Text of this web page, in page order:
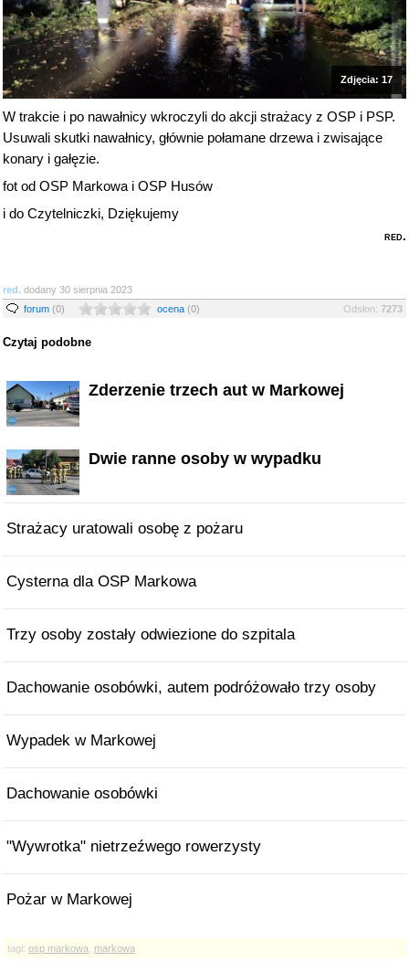
Zdjęcia: 17
W trakcie i po nawałnicy wkroczyli do akcji strażacy z OSP i PSP.
Usuwali skutki nawałnicy, głównie połamane drzewa i zwisające
konary i gałęzie.
fot od OSP Markowa i OSP Husów
i do Czytelniczki, Dziękujemy
red.
red. dodany 30 sierpnia 2023
forum (0) ocena (0) Odsłon: 7273
Czytaj podobne
Zderzenie trzech aut w Markowej
Dwie ranne osoby w wypadku
Strażacy uratowali osobę z pożaru
Cysterna dla OSP Markowa
Trzy osoby zostały odwiezione do szpitala
Dachowanie osobówki, autem podróżowało trzy osoby
Wypadek w Markowej
Dachowanie osobówki
"Wywrotka" nietrzeźwego rowerzysty
Pożar w Markowej
tagi: osp markowa markowa